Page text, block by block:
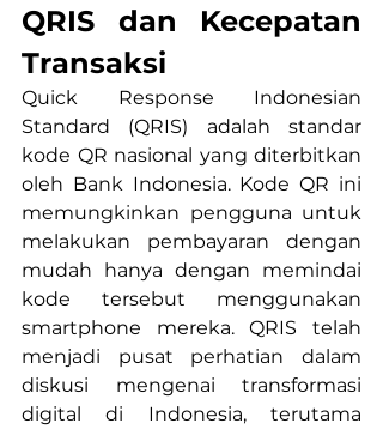
QRIS dan Kecepatan
Transaksi
Quick Response Indonesian
Standard (QRIS) adalah standar
kode QR nasional yang diterbitkan
oleh Bank Indonesia. Kode QR ini
memungkinkan pengguna untuk
melakukan pembayaran dengan
mudah hanya dengan memindai
kode tersebut menggunakan
smartphone mereka. QRIS telah
menjadi pusat perhatian dalam
diskusi mengenai transformasi
digital di Indonesia, terutama